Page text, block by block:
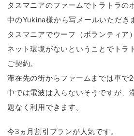
タスマニアのファームでトラトラの
中のYukina様から写メールいただき
タスマニアでウーフ（ボランティア
ネット環境がないということでトラ
ご契約。
滞在先の街からファームまでは車で
中では電波は入らないそうですが、
題なく利用できます。
今3ヵ月割引プランが人気です。